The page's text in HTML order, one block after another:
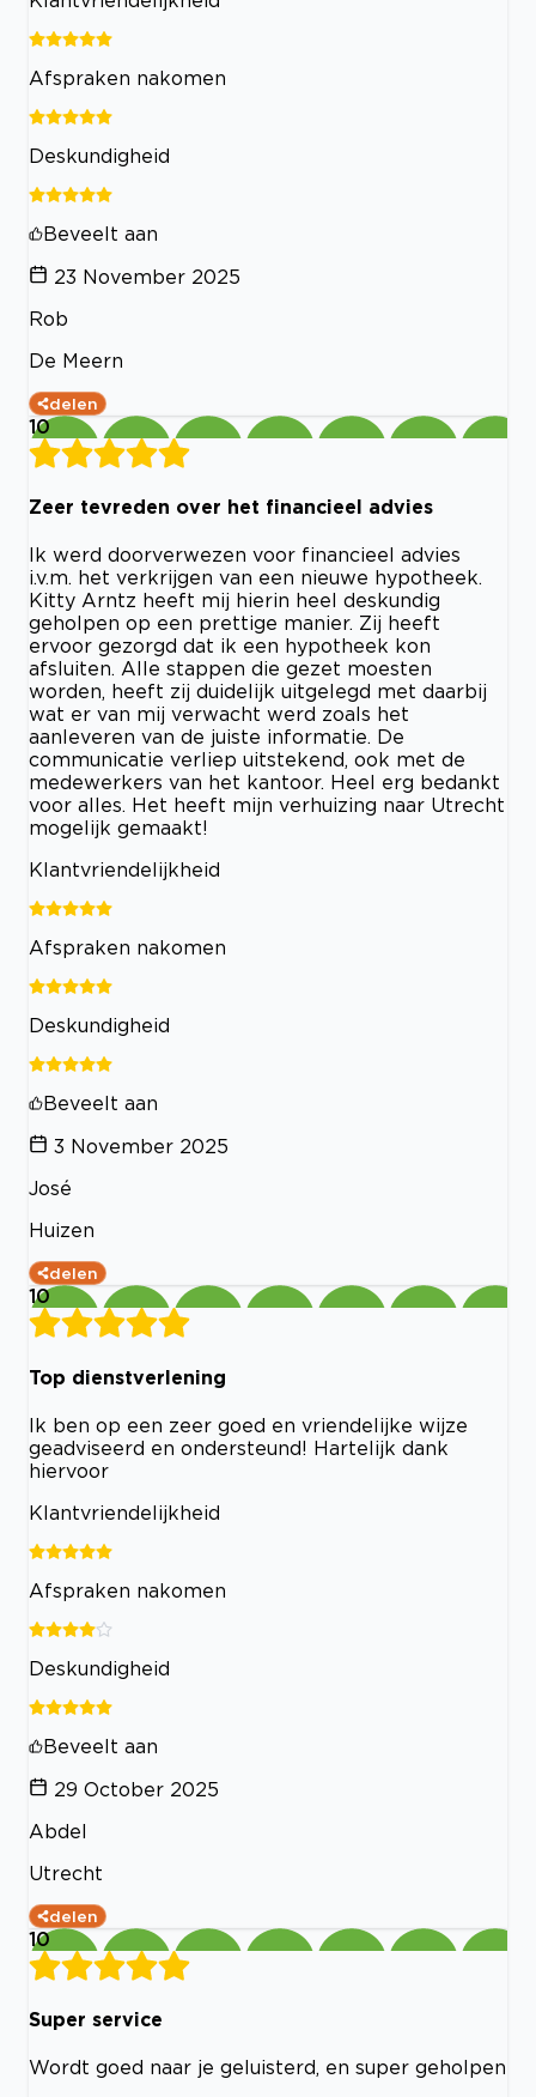
Afspraken nakomen
Deskundigheid
Beveelt aan
23 November 2025
Rob
De Meern
delen
10
Zeer tevreden over het financieel advies
Ik werd doorverwezen voor financieel advies
i.v.m. het verkrijgen van een nieuwe hypotheek.
Kitty Arntz heeft mij hierin heel deskundig
geholpen op een prettige manier. Zij heeft
ervoor gezorgd dat ik een hypotheek kon
afsluiten. Alle stappen die gezet moesten
worden, heeft zij duidelijk uitgelegd met daarbij
wat er van mij verwacht werd zoals het
aanleveren van de juiste informatie. De
communicatie verliep uitstekend, ook met de
medewerkers van het kantoor. Heel erg bedankt
voor alles. Het heeft mijn verhuizing naar Utrecht
mogelijk gemaakt!
Klantvriendelijkheid
Afspraken nakomen
Deskundigheid
Beveelt aan
3 November 2025
José
Huizen
delen
10
Top dienstverlening
Ik ben op een zeer goed en vriendelijke wijze
geadviseerd en ondersteund! Hartelijk dank
hiervoor
Klantvriendelijkheid
Afspraken nakomen
Deskundigheid
Beveelt aan
29 October 2025
Abdel
Utrecht
delen
10
Super service
Wordt goed naar je geluisterd, en super geholpen